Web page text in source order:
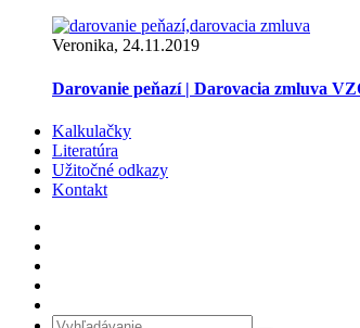
Veronika, 24.11.2019
Darovanie peňazí | Darovacia zmluva
Kalkulačky
Literatúra
Užitočné odkazy
Kontakt